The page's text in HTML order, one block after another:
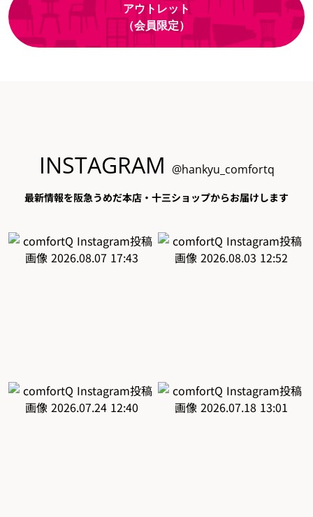
アウトレット
（会員限定）
INSTAGRAM @hankyu_comfortq
最新情報を阪急うめだ本店・十三ショップからお届けします